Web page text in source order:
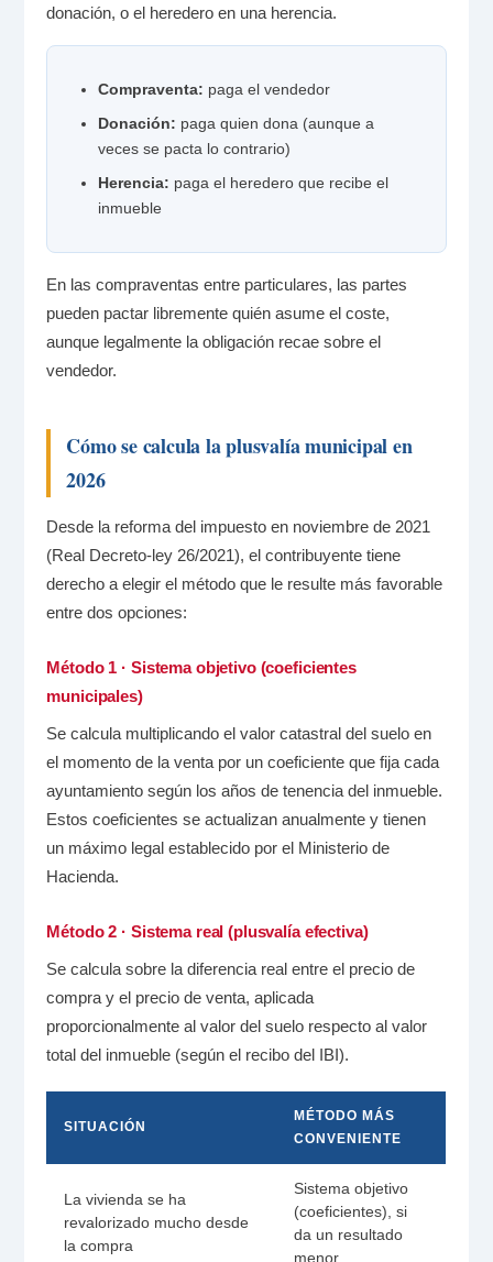
donación, o el heredero en una herencia.
Compraventa: paga el vendedor
Donación: paga quien dona (aunque a
veces se pacta lo contrario)
Herencia: paga el heredero que recibe el
inmueble
En las compraventas entre particulares, las partes
pueden pactar libremente quién asume el coste,
aunque legalmente la obligación recae sobre el
vendedor.
Cómo se calcula la plusvalía municipal en
2026
Desde la reforma del impuesto en noviembre de 2021
(Real Decreto-ley 26/2021), el contribuyente tiene
derecho a elegir el método que le resulte más favorable
entre dos opciones:
Método 1 · Sistema objetivo (coeficientes
municipales)
Se calcula multiplicando el valor catastral del suelo en
el momento de la venta por un coeficiente que fija cada
ayuntamiento según los años de tenencia del inmueble.
Estos coeficientes se actualizan anualmente y tienen
un máximo legal establecido por el Ministerio de
Hacienda.
Método 2 · Sistema real (plusvalía efectiva)
Se calcula sobre la diferencia real entre el precio de
compra y el precio de venta, aplicada
proporcionalmente al valor del suelo respecto al valor
total del inmueble (según el recibo del IBI).
SITUACIÓN
MÉTODO MÁS
CONVENIENTE
La vivienda se ha
revalorizado mucho desde
la compra
Sistema objetivo
(coeficientes), si
da un resultado
menor